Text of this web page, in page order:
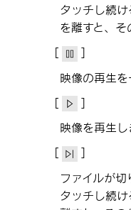
タッチし続
を離すと、そ
[‍
‍]
映像の再生を
[‍
‍]
映像を再生し
[‍
‍]
ファイルが切
タッチし続